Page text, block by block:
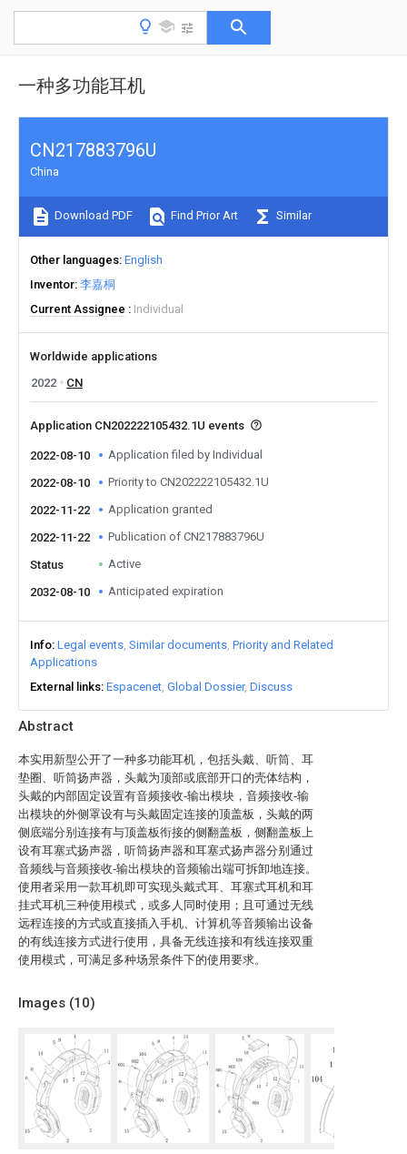
一种多功能耳机
Abstract
本实用新型公开了一种多功能耳机，包括头戴、听筒、耳
垫圈、听筒扬声器，头戴为顶部或底部开口的壳体结构，
头戴的内部固定设置有音频接收‑输出模块，音频接收‑输
出模块的外侧罩设有与头戴固定连接的顶盖板，头戴的两
侧底端分别连接有与顶盖板衔接的侧翻盖板，侧翻盖板上
设有耳塞式扬声器，听筒扬声器和耳塞式扬声器分别通过
音频线与音频接收‑输出模块的音频输出端可拆卸地连接。
使用者采用一款耳机即可实现头戴式耳、耳塞式耳机和耳
挂式耳机三种使用模式，或多人同时使用；且可通过无线
远程连接的方式或直接插入手机、计算机等音频输出设备
的有线连接方式进行使用，具备无线连接和有线连接双重
使用模式，可满足多种场景条件下的使用要求。
Images (10)
CN217883796U
China
Download PDF Find Prior Art Similar
Other languages English
Inventor 李嘉桐
Current Assignee
Individual
Worldwide applications
2022
CN
Application CN202222105432.1U events
2022-08-10 Application filed by Individual
2022-08-10 Priority to CN202222105432.1U
2022-11-22 Application granted
2022-11-22 Publication of CN217883796U
Status Active
2032-08-10 Anticipated expiration
Info Legal events Similar documents Priority and Related
Applications
External links Espacenet Global Dossier Discuss